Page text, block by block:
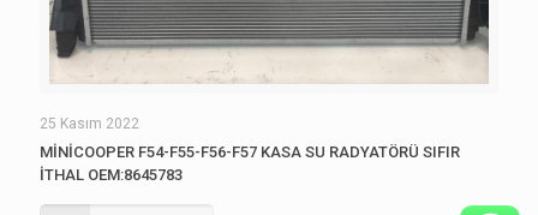
25 Kasım 2022
MİNİCOOPER F54-F55-F56-F57 KASA SU RADYATÖRÜ SIFIR
İTHAL OEM:8645783